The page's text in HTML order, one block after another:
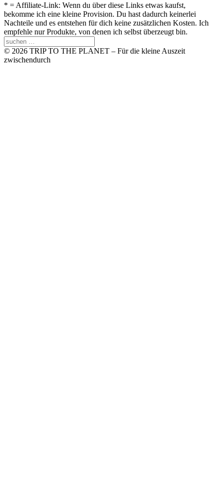
* = Affiliate-Link: Wenn du über diese Links etwas kaufst,
bekomme ich eine kleine Provision. Du hast dadurch keinerlei
Nachteile und es entstehen für dich keine zusätzlichen Kosten. Ich
empfehle nur Produkte, von denen ich selbst überzeugt bin.
© 2026 TRIP TO THE PLANET – Für die kleine Auszeit
zwischendurch